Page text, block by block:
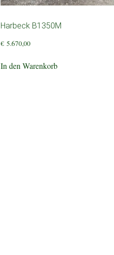
Harbeck B1350M
€5.670,00
In den Warenkorb